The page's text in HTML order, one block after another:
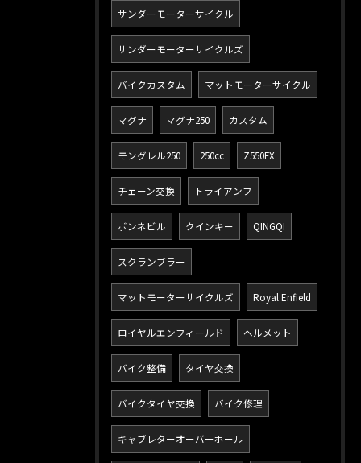
サンダーモーターサイクル
サンダーモーターサイクルズ
バイクカスタム マットモーターサイクル
マグナ マグナ250 カスタム
モングレル250 250cc Z550FX
チェーン交換 トライアンフ
ボンネビル クインキー QINGQI
スクランブラー
マットモーターサイクルズ Royal Enfield
ロイヤルエンフィールド ヘルメット
バイク整備 タイヤ交換
バイクタイヤ交換 バイク修理
キャブレターオーバーホール